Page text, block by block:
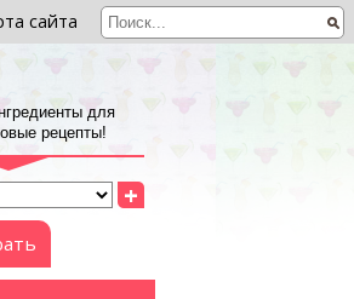
сайта
для
рецепты!
+